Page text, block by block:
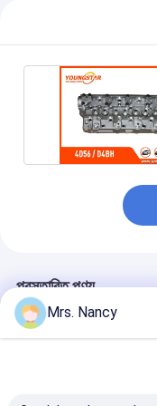
প্রস্তাবিত পণ্য
Mrs. Nancy